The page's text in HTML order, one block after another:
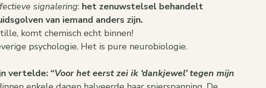
signalering: het zenuwstelsel behandelt
van iemand anders zijn.
komt chemisch echt binnen!
psychologie. Het is pure neurobiologie.
vertelde: “Voor het eerst zei ik ‘dankjewel’ tegen mijn